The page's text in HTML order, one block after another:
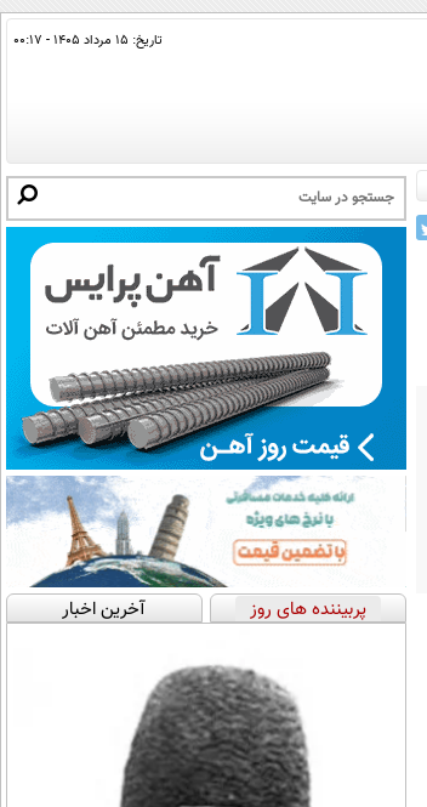
تاریخ: ۱۵ مرداد ۱۴۰۵ - ۰۰:۱۷
پربیننده های روز آخرین اخبار